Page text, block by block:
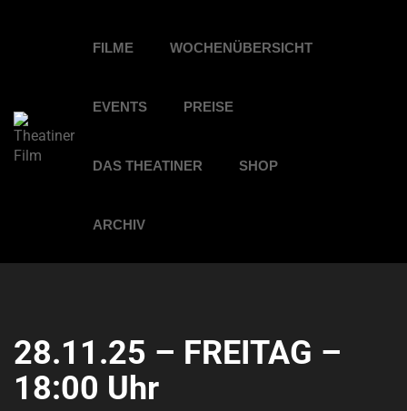
FILME WOCHENÜBERSICHT
EVENTS PREISE
DAS THEATINER SHOP
ARCHIV
28.11.25 – FREITAG –
18:00 Uhr